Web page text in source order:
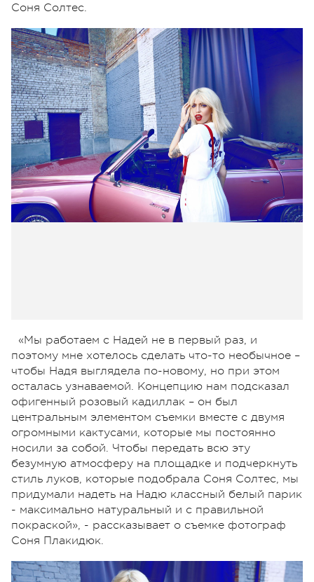
Соня Солтес.
«Мы работаем с Надей не в первый раз, и
поэтому мне хотелось сделать что-то необычное –
чтобы Надя выглядела по-новому, но при этом
осталась узнаваемой. Концепцию нам подсказал
офигенный розовый кадиллак – он был
центральным элементом съемки вместе с двумя
огромными кактусами, которые мы постоянно
носили за собой. Чтобы передать всю эту
безумную атмосферу на площадке и подчеркнуть
стиль луков, которые подобрала Соня Солтес, мы
придумали надеть на Надю классный белый парик
- максимально натуральный и с правильной
покраской», - рассказывает о съемке фотограф
Соня Плакидюк.